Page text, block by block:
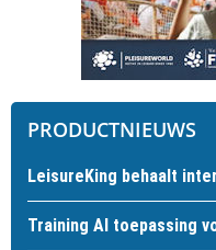
PRODUCTNIEUWS
LeisureKing behaalt
Training AI toepassing